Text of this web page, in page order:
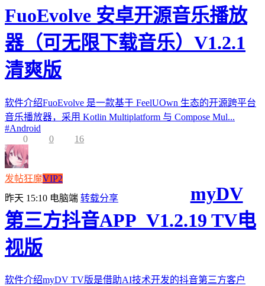
FuoEvolve 安卓开源音乐播放
器（可无限下载音乐）V1.2.1
清爽版
软件介绍FuoEvolve 是一款基于 FeelUOwn 生态的开源跨平台
音乐播放器，采用 Kotlin Multiplatform 与 Compose Mul...
#Android
0
0 16
发帖狂魔VIP2
昨天 15:10 电脑端 转载分享
myDV
第三方抖音APP_V1.2.19 TV电
视版
软件介绍myDV TV版是借助AI技术开发的抖音第三方客户